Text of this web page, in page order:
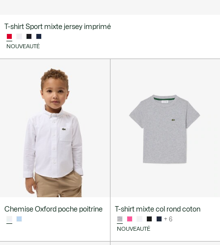
T-shirt Sport mixte jersey imprimé
NOUVEAUTÉ
Chemise Oxford poche poitrine T-shirt mixte col rond coton
+ 6
NOUVEAUTÉ